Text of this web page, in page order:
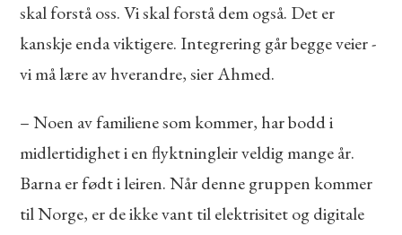
skal forstå oss. Vi skal forstå dem også. Det er
kanskje enda viktigere. Integrering går begge veier -
vi må lære av hverandre, sier Ahmed.
– Noen av familiene som kommer, har bodd i
midlertidighet i en flyktningleir veldig mange år.
Barna er født i leiren. Når denne gruppen kommer
til Norge, er de ikke vant til elektrisitet og digitale